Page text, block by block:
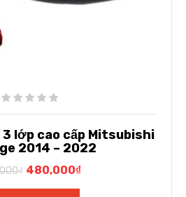
lớp cao cấp Mitsubishi
2014 – 2022
₫ 480,000₫